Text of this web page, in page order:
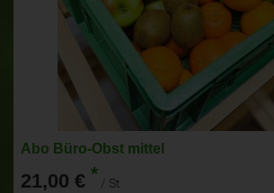
Abo Büro-Obst mittel
21,00 € * / St